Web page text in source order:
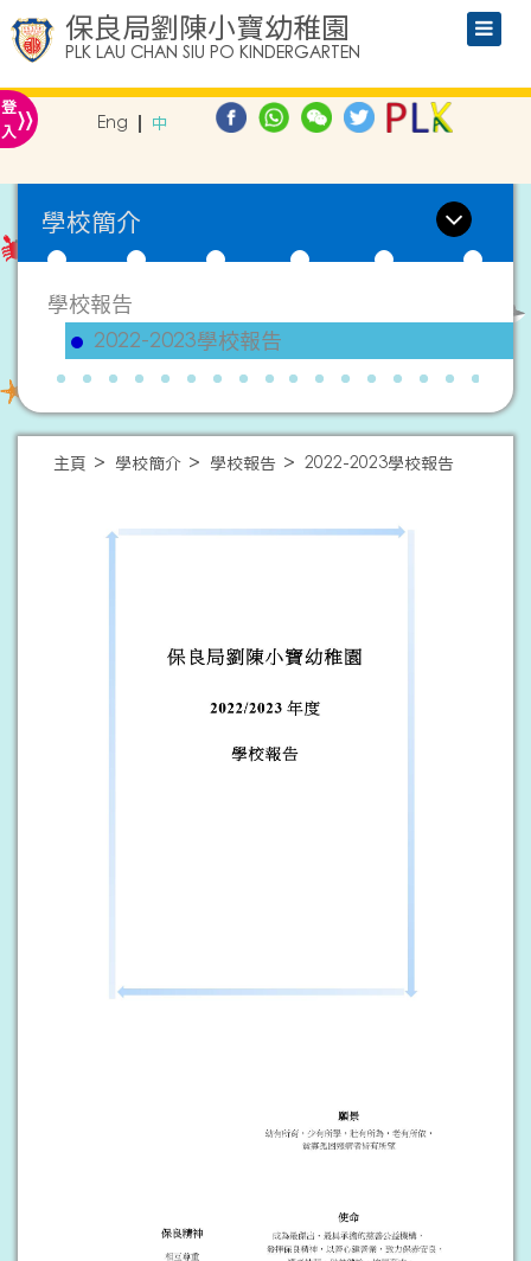
保良局劉陳小寶幼稚園
PLK LAU CHAN SIU PO KINDERGARTEN
登
入» Eng 中
學校簡介
學校報告
2022-2023學校報告
主頁 學校簡介 學校報告 2022-2023學校報告